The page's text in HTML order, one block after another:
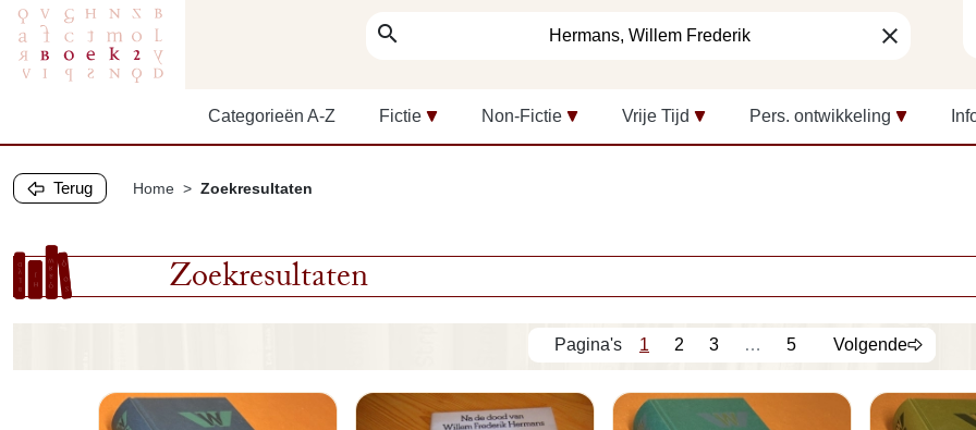
search clear
Categorieën A-Z Fictie Non-Fictie Vrije Tijd Pers. ontwikkeling
Terug Home Zoekresultaten
Zoekresultaten
1 2 3 … 5 Volgende